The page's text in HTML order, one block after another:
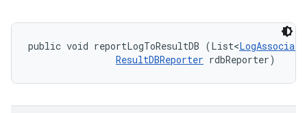
public void reportLogToResultDB (List<
ResultDBReporter rdbReporter)